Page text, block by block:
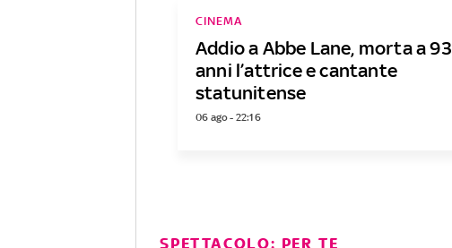
Addio a Abbe Lane, morta a 93
anni l’attrice e cantante
statunitense
CINEMA
06 ago - 22:16
SPETTACOLO: PER TE